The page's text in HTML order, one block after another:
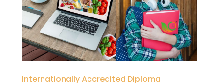
Internationally Accredited Diploma